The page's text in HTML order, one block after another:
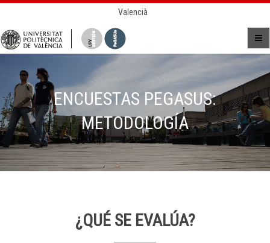
Valencià
ENCUESTAS PEGASUS:
METODOLOGÍA
¿QUÉ SE EVALÚA?